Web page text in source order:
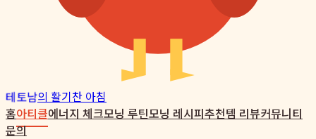
테토남의 활기찬 아침
홈아티클에너지 체크모닝 루틴모닝 레시피추천템 리뷰커뮤니티
문의